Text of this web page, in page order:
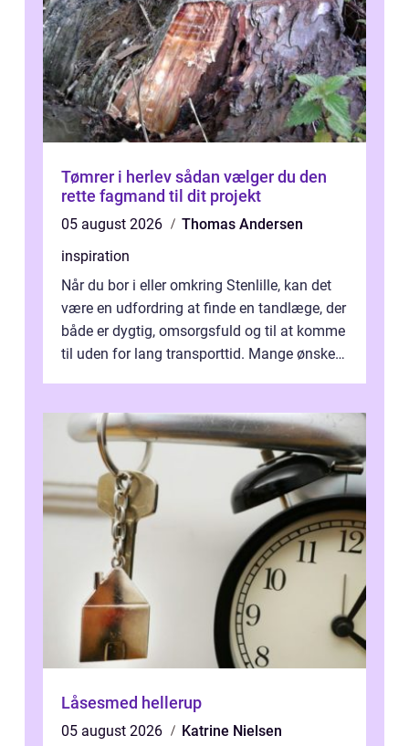
Tømrer i herlev sådan vælger du den
rette fagmand til dit projekt
05 august 2026
Thomas Andersen
inspiration
Når du bor i eller omkring Stenlille, kan det
være en udfordring at finde en tandlæge, der
både er dygtig, omsorgsfuld og til at komme
til uden for lang transporttid. Mange ønsker
Låsesmed hellerup
05 august 2026 Katrine Nielsen